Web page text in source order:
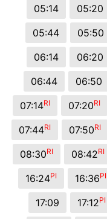
05:14
05:20
05:44
05:50
06:14
06:20
06:44
06:50
07:14RI 07:20RI
07:44RI 07:50RI
08:30RI 08:42RI
16:24PI 16:36PI
17:09 17:12PI